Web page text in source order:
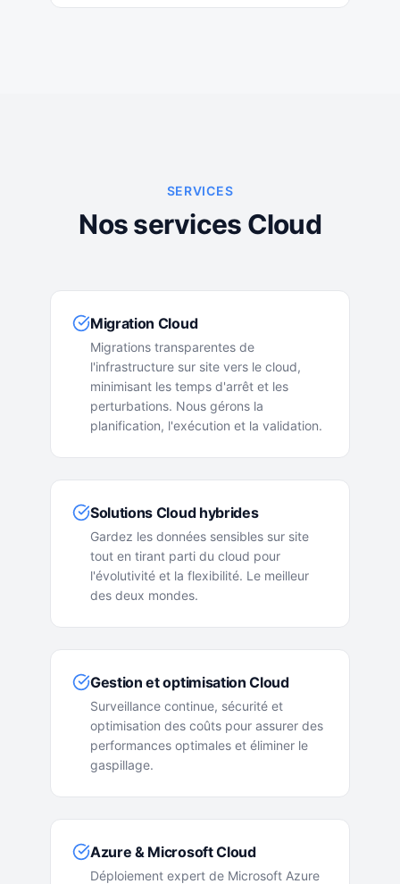
SERVICES
Nos services Cloud
Migration Cloud
Migrations transparentes de
l'infrastructure sur site vers le cloud,
minimisant les temps d'arrêt et les
perturbations. Nous gérons la
planification, l'exécution et la validation.
Solutions Cloud hybrides
Gardez les données sensibles sur site
tout en tirant parti du cloud pour
l'évolutivité et la flexibilité. Le meilleur
des deux mondes.
Gestion et optimisation Cloud
Surveillance continue, sécurité et
optimisation des coûts pour assurer des
performances optimales et éliminer le
gaspillage.
Azure & Microsoft Cloud
Déploiement expert de Microsoft Azure